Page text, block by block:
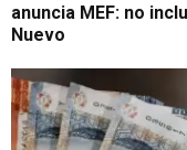
anuncia MEF: no
Nuevo